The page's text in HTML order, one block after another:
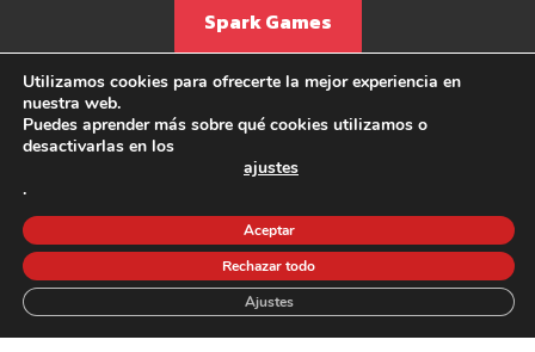
Spark Games
Política de privacidad
Política de Cookies
©2026 CrossFit la Forja - Todos los derechos reservados.
Financiado por la Unión Europea - Next Generation EU
Utilizamos cookies para ofrecerte la mejor experiencia en
nuestra web.
Puedes aprender más sobre qué cookies utilizamos o
desactivarlas en los
ajustes
.
Aceptar
Rechazar todo
Ajustes